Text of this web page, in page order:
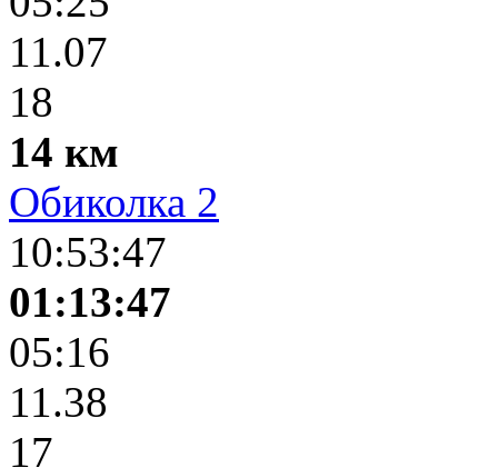
11.07
18
14 км
Обиколка 2
10:53:47
01:13:47
05:16
11.38
17